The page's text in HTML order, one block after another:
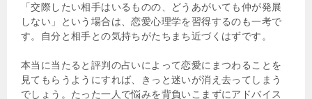
「交際したい相手はいるものの、どうあがいても仲が発展
しない」という場合は、恋愛心理学を習得するのも一考で
す。自分と相手との気持ちがたちまち近づくはずです。
本当に当たると評判の占いによって恋愛にまつわることを
見てもらうようにすれば、きっと迷いが消え去ってしまう
でしょう。たった一人で悩みを背負いこまずにアドバイス